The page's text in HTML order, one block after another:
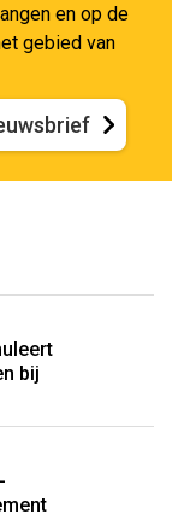
en op de
gebied van
bij